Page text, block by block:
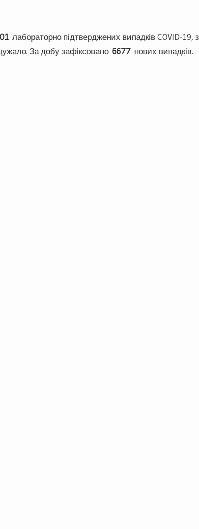
лабораторно підтверджених випадків COVID-19, з
За добу зафіксовано 6677 нових випадків.